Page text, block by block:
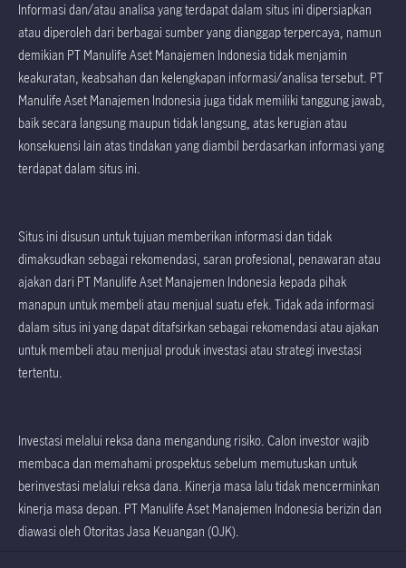
Informasi dan/atau analisa yang terdapat dalam situs ini dipersiapkan
atau diperoleh dari berbagai sumber yang dianggap terpercaya, namun
demikian PT Manulife Aset Manajemen Indonesia tidak menjamin
keakuratan, keabsahan dan kelengkapan informasi/analisa tersebut. PT
Manulife Aset Manajemen Indonesia juga tidak memiliki tanggung jawab,
baik secara langsung maupun tidak langsung, atas kerugian atau
konsekuensi lain atas tindakan yang diambil berdasarkan informasi yang
terdapat dalam situs ini.
Situs ini disusun untuk tujuan memberikan informasi dan tidak
dimaksudkan sebagai rekomendasi, saran profesional, penawaran atau
ajakan dari PT Manulife Aset Manajemen Indonesia kepada pihak
manapun untuk membeli atau menjual suatu efek. Tidak ada informasi
dalam situs ini yang dapat ditafsirkan sebagai rekomendasi atau ajakan
untuk membeli atau menjual produk investasi atau strategi investasi
tertentu.
Investasi melalui reksa dana mengandung risiko. Calon investor wajib
membaca dan memahami prospektus sebelum memutuskan untuk
berinvestasi melalui reksa dana. Kinerja masa lalu tidak mencerminkan
kinerja masa depan. PT Manulife Aset Manajemen Indonesia berizin dan
diawasi oleh Otoritas Jasa Keuangan (OJK).